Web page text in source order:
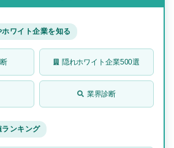
ワイト企業を知る
隠れホワイト企業500選
業界診断
ンキング